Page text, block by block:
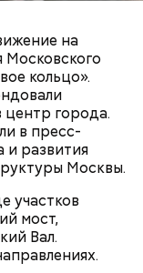
на
кольцо».
центр города.
в пресс-
и развития
Москвы.
участков
мост,
Вал.
в
из чего